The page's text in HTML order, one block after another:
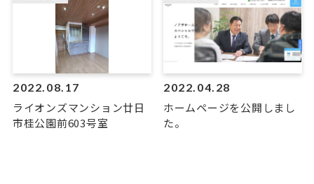
2022.08.17
ライオンズマンション廿日
市桂公園前603号室
2022.04.28
ホームページを公開しまし
た。